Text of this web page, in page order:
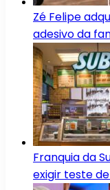
Zé Felipe
adesivo da
Franquia da
exigir teste